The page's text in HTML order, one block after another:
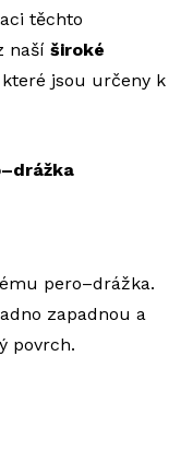
těchto
naší široké
které jsou určeny k
pero–drážka.
zapadnou a
povrch.